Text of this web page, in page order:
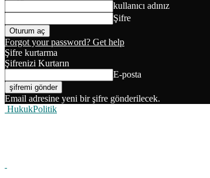
kullanıcı adınız
Şifre
Forgot your password? Get help
Şifre kurtarma
Şifrenizi Kurtarın
E-posta
Email adresine yeni bir şifre gönderilecek.
HukukPolitik